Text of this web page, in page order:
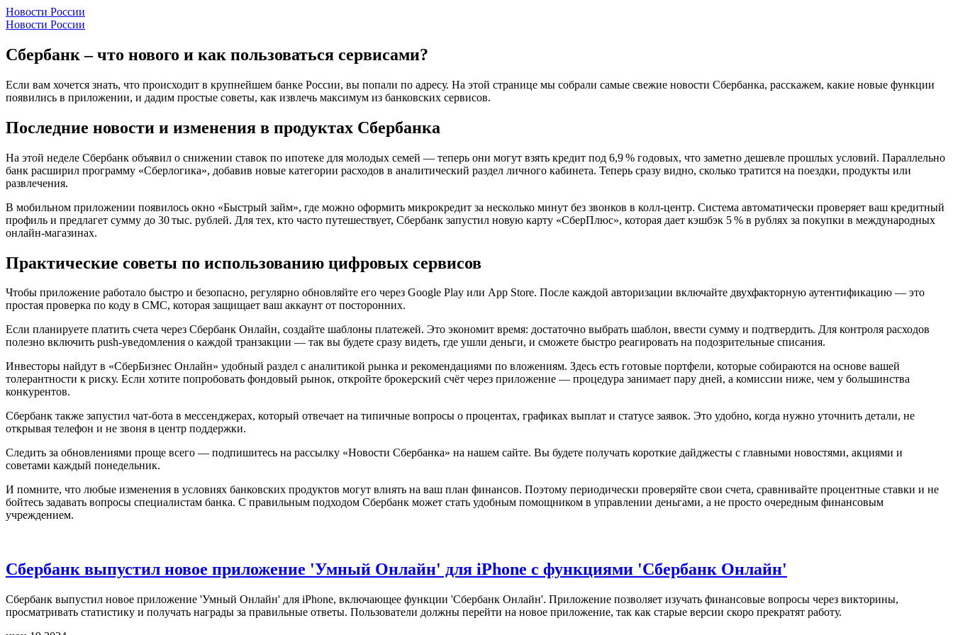
Новости России
Новости России
Сбербанк – что нового и как пользоваться сервисами?
Если вам хочется знать, что происходит в крупнейшем банке России, вы попали по адресу. На этой странице мы собрали самые свежие новости Сбербанка, расскажем, какие новые функции
появились в приложении, и дадим простые советы, как извлечь максимум из банковских сервисов.
Последние новости и изменения в продуктах Сбербанка
На этой неделе Сбербанк объявил о снижении ставок по ипотеке для молодых семей — теперь они могут взять кредит под 6,9 % годовых, что заметно дешевле прошлых условий. Параллельно
банк расширил программу «Сберлогика», добавив новые категории расходов в аналитический раздел личного кабинета. Теперь сразу видно, сколько тратится на поездки, продукты или
развлечения.
В мобильном приложении появилось окно «Быстрый займ», где можно оформить микрокредит за несколько минут без звонков в колл‑центр. Система автоматически проверяет ваш кредитный
профиль и предлагет сумму до 30 тыс. рублей. Для тех, кто часто путешествует, Сбербанк запустил новую карту «СберПлюс», которая дает кэшбэк 5 % в рублях за покупки в международных
онлайн‑магазинах.
Практические советы по использованию цифровых сервисов
Чтобы приложение работало быстро и безопасно, регулярно обновляйте его через Google Play или App Store. После каждой авторизации включайте двухфакторную аутентификацию — это
простая проверка по коду в СМС, которая защищает ваш аккаунт от посторонних.
Если планируете платить счета через Сбербанк Онлайн, создайте шаблоны платежей. Это экономит время: достаточно выбрать шаблон, ввести сумму и подтвердить. Для контроля расходов
полезно включить push‑уведомления о каждой транзакции — так вы будете сразу видеть, где ушли деньги, и сможете быстро реагировать на подозрительные списания.
Инвесторы найдут в «СберБизнес Онлайн» удобный раздел с аналитикой рынка и рекомендациями по вложениям. Здесь есть готовые портфели, которые собираются на основе вашей
толерантности к риску. Если хотите попробовать фондовый рынок, откройте брокерский счёт через приложение — процедура занимает пару дней, а комиссии ниже, чем у большинства
конкурентов.
Сбербанк также запустил чат‑бота в мессенджерах, который отвечает на типичные вопросы о процентах, графиках выплат и статусе заявок. Это удобно, когда нужно уточнить детали, не
открывая телефон и не звоня в центр поддержки.
Следить за обновлениями проще всего — подпишитесь на рассылку «Новости Сбербанка» на нашем сайте. Вы будете получать короткие дайджесты с главными новостями, акциями и
советами каждый понедельник.
И помните, что любые изменения в условиях банковских продуктов могут влиять на ваш план финансов. Поэтому периодически проверяйте свои счета, сравнивайте процентные ставки и не
бойтесь задавать вопросы специалистам банка. С правильным подходом Сбербанк может стать удобным помощником в управлении деньгами, а не просто очередным финансовым
учреждением.
Сбербанк выпустил новое приложение 'Умный Онлайн' для iPhone с функциями 'Сбербанк Онлайн'
Сбербанк выпустил новое приложение 'Умный Онлайн' для iPhone, включающее функции 'Сбербанк Онлайн'. Приложение позволяет изучать финансовые вопросы через викторины,
просматривать статистику и получать награды за правильные ответы. Пользователи должны перейти на новое приложение, так как старые версии скоро прекратят работу.